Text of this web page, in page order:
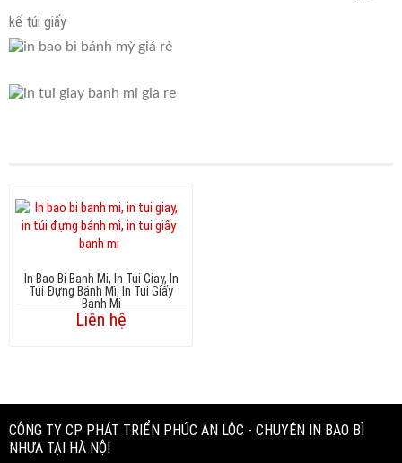
kế túi giấy
In Bao Bi Banh Mi, In Tui Giay, In
Túi Đựng Bánh Mì, In Tui Giấy
Banh Mi
Liên hệ
CÔNG TY CP PHÁT TRIỂN PHÚC AN LỘC - CHUYÊN IN BAO BÌ
NHỰA TẠI HÀ NỘI